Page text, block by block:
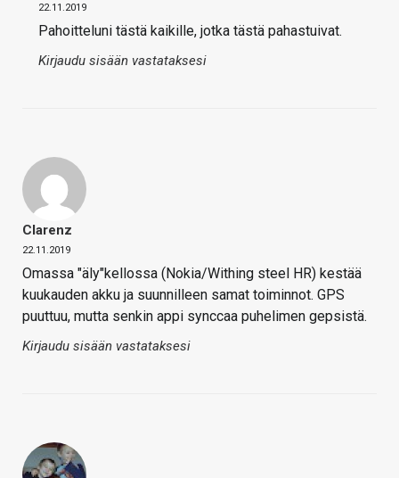
22.11.2019
Pahoitteluni tästä kaikille, jotka tästä pahastuivat.
Kirjaudu sisään vastataksesi
Clarenz
22.11.2019
Omassa "äly"kellossa (Nokia/Withing steel HR) kestää
kuukauden akku ja suunnilleen samat toiminnot. GPS
puuttuu, mutta senkin appi synccaa puhelimen gepsistä.
Kirjaudu sisään vastataksesi